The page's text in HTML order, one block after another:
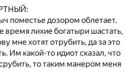
поместье дозором облетает.
время лихие богатыри шастать,
мне хотят отрубить, да за это
Им какой-то идиот сказал, что
то таким манером меня